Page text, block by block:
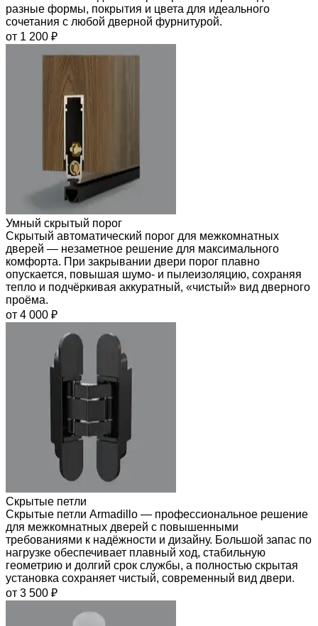
разные формы, покрытия и цвета для идеального
сочетания с любой дверной фурнитурой.
от 1 200 ₽
Умный скрытый порог
Скрытый автоматический порог для межкомнатных
дверей — незаметное решение для максимального
комфорта. При закрывании двери порог плавно
опускается, повышая шумо- и пылеизоляцию, сохраняя
тепло и подчёркивая аккуратный, «чистый» вид дверного
проёма.
от 4 000 ₽
Скрытые петли
Скрытые петли Armadillo — профессиональное решение
для межкомнатных дверей с повышенными
требованиями к надёжности и дизайну. Большой запас по
нагрузке обеспечивает плавный ход, стабильную
геометрию и долгий срок службы, а полностью скрытая
установка сохраняет чистый, современный вид двери.
от 3 500 ₽